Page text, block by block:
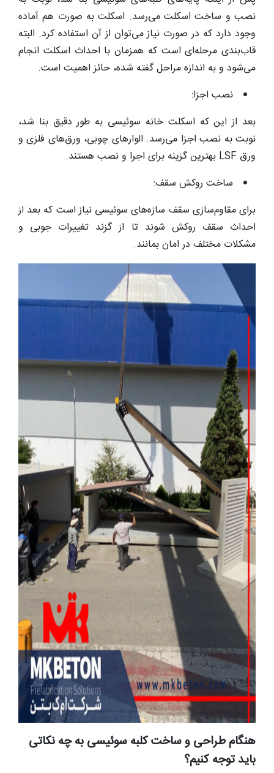
نصب و ساخت اسکلت می‌رسد. اسکلت به صورت هم آماده
وجود دارد که در صورت نیاز می‌توان از آن استفاده کرد. البته
قاب‌بندی مرحله‌ای است که همزمان با احداث اسکلت انجام
می‌شود و به اندازه مراحل گفته شده، حائز اهمیت است.
نصب اجزا:
بعد از این که اسکلت خانه سوئیسی به طور دقیق بنا شد،
نوبت به نصب اجزا می‌رسد. الوارهای چوبی، ورق‌های فلزی و
ورق LSF بهترین گزینه برای اجرا و نصب هستند.
ساخت روکش سقف:
برای مقاوم‌سازی سقف سازه‌های سوئیسی نیاز است که بعد از
احداث سقف روکش شوند تا از گزند تغییرات جوبی و
مشکلات مختلف در امان بمانند.
هنگام طراحی و ساخت کلبه سوئیسی به چه نکاتی
باید توجه کنیم؟